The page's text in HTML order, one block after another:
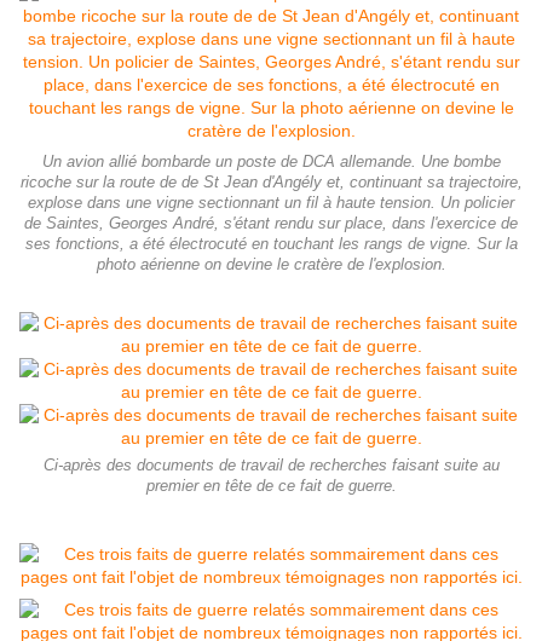
Un avion allié bombarde un poste de DCA allemande. Une bombe
ricoche sur la route de de St Jean d'Angély et, continuant sa trajectoire,
explose dans une vigne sectionnant un fil à haute tension. Un policier
de Saintes, Georges André, s'étant rendu sur place, dans l'exercice de
ses fonctions, a été électrocuté en touchant les rangs de vigne. Sur la
photo aérienne on devine le cratère de l'explosion.
Ci-après des documents de travail de recherches faisant suite au
premier en tête de ce fait de guerre.